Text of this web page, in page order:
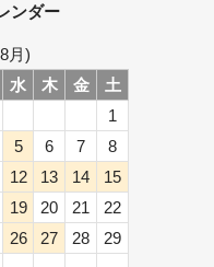
ナット
ト袋ナット
イール
工賃
ンダー
月)
水 木 金
土
1
5 6 7
8
12 13 14
15
19 20 21
22
26 27 28
29